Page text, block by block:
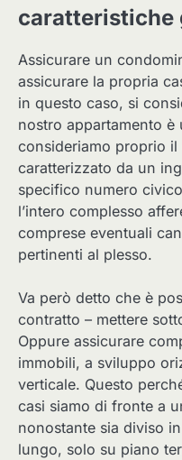
caratteristiche
Assicurare un
assicurare la propria
in questo caso, si
nostro appartamento è
consideriamo proprio
caratterizzato da un
specifico numero
l’intero complesso
comprese eventuali
pertinenti al plesso.
Va però detto che è
contratto – mettere
Oppure assicurare
immobili, a sviluppo
verticale. Questo
casi siamo di fronte a
nonostante sia diviso
lungo, solo su piano